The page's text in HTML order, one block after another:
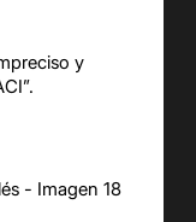
y